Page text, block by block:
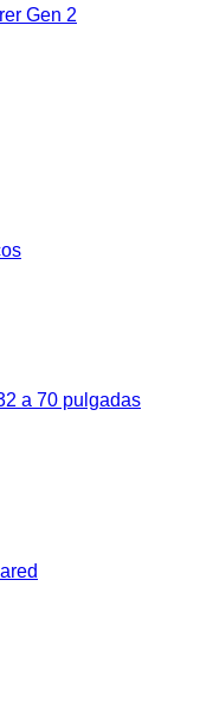
Gen 2
a 70 pulgadas